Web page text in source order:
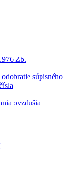
Zb.
súpisného
ovzdušia